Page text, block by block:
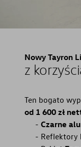
Nowy Tayron
z
Ten bogato
od 1 600 zł
Czarne
Reflektory